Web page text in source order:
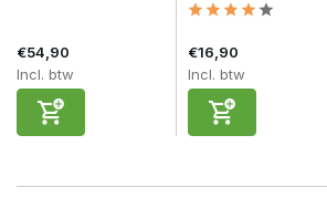
€54,90
Incl. btw
€16,90
Incl. btw